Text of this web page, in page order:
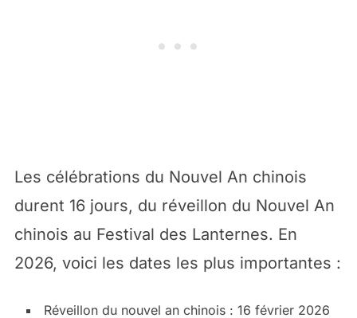
Les célébrations du Nouvel An chinois
durent 16 jours, du réveillon du Nouvel An
chinois au Festival des Lanternes. En
2026, voici les dates les plus importantes :
Réveillon du nouvel an chinois : 16 février 2026